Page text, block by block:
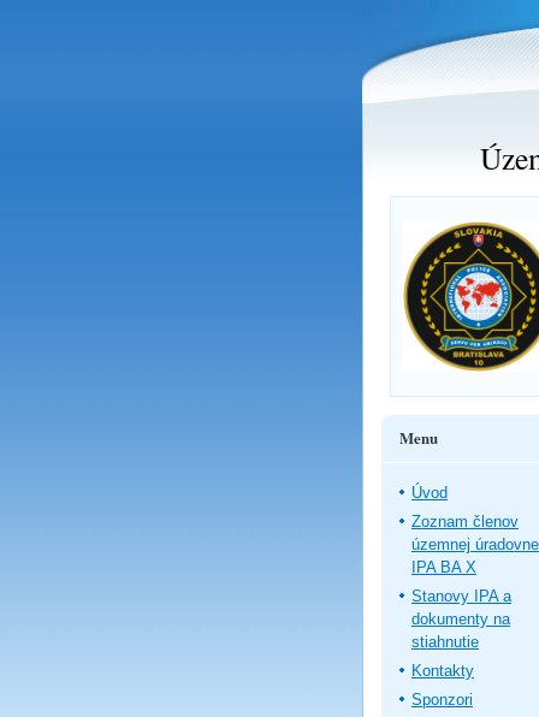
Menu
Úvod
Zoznam členov
územnej úradovne
IPA BA X
Stanovy IPA a
dokumenty na
stiahnutie
Kontakty
Sponzori